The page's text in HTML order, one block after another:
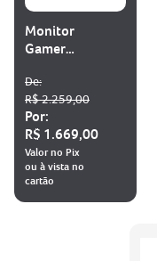
Monitor
Gamer
31.5"
De:
R$ 2.259,00
Por:
R$ 1.669,00
Valor no Pix
ou à vista no
cartão